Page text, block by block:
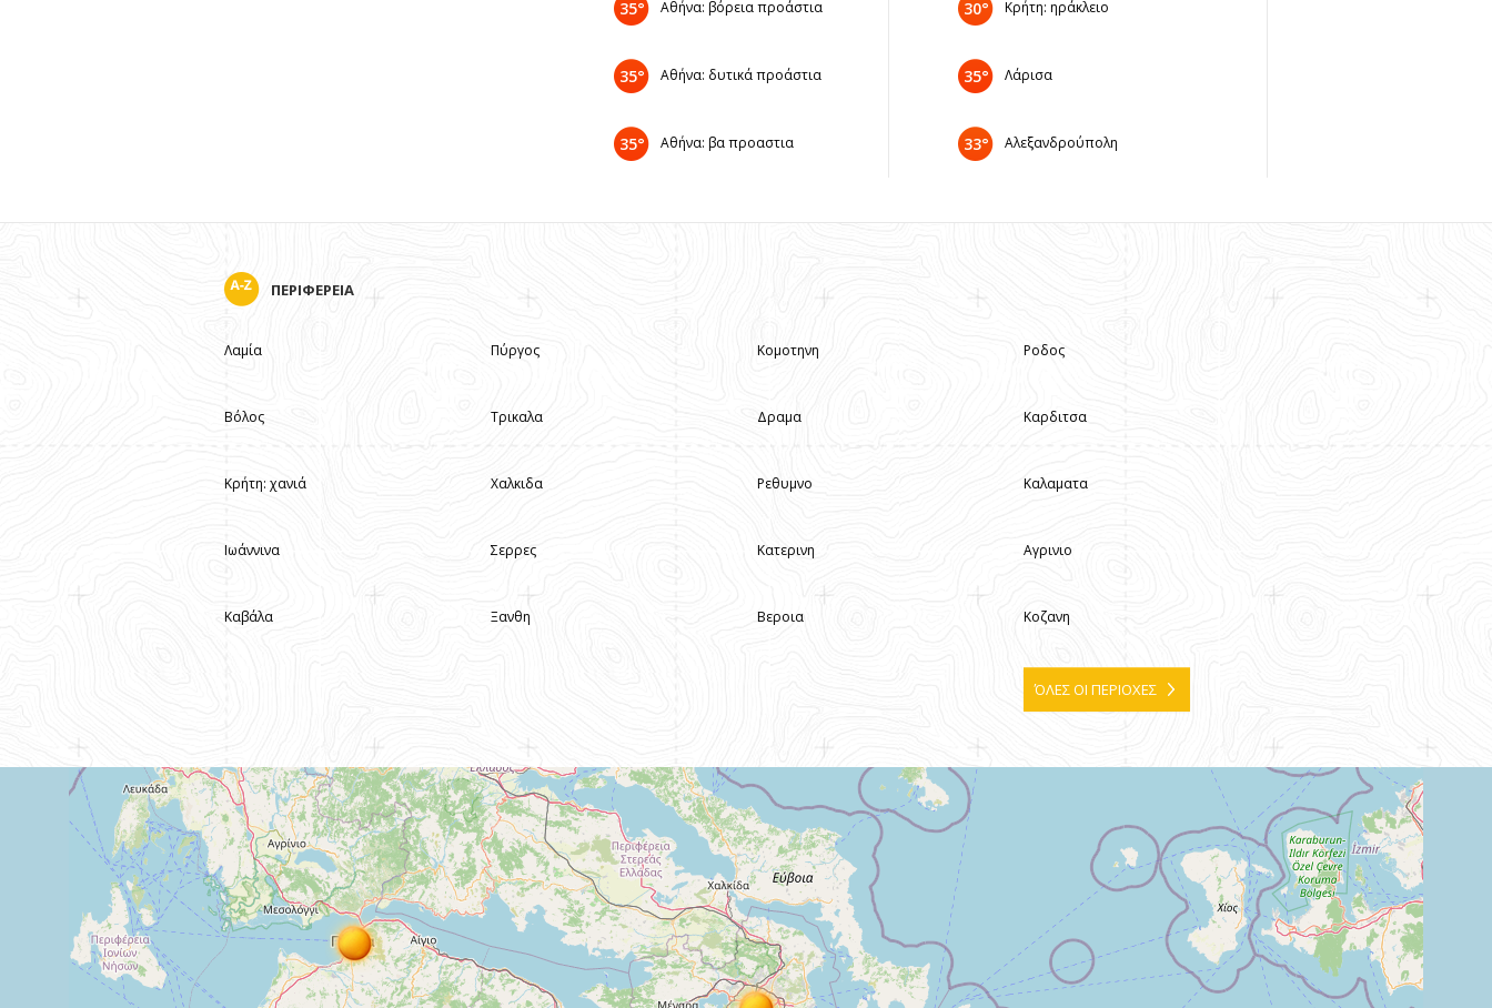
35° Αθήνα: βόρεια προάστια
35° Αθήνα: δυτικά προάστια
35° Αθήνα: βα προαστια
30° Κρήτη: ηράκλειο
35° Λάρισα
33° Αλεξανδρούπολη
ΠΕΡΙΦΕΡΕΙΑ
Λαμία
Βόλος
Κρήτη: χανιά
Ιωάννινα
Καβάλα
Πύργος
Τρικαλα
Χαλκιδα
Σερρες
Ξανθη
Κομοτηνη
Δραμα
Ρεθυμνο
Κατερινη
Βεροια
Ροδος
Καρδιτσα
Καλαματα
Αγρινιο
Κοζανη
ΌΛΕΣ ΟΙ ΠΕΡΙΟΧΕΣ